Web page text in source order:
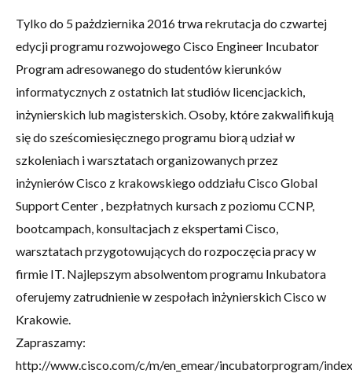
Tylko do 5 pażdziernika 2016 trwa rekrutacja do czwartej
edycji programu rozwojowego Cisco Engineer Incubator
Program adresowanego do studentów kierunków
informatycznych z ostatnich lat studiów licencjackich,
inżynierskich lub magisterskich. Osoby, które zakwalifikują
się do sześcomiesięcznego programu biorą udział w
szkoleniach i warsztatach organizowanych przez
inżynierów Cisco z krakowskiego oddziału Cisco Global
Support Center , bezpłatnych kursach z poziomu CCNP,
bootcampach, konsultacjach z ekspertami Cisco,
warsztatach przygotowujących do rozpoczęcia pracy w
firmie IT. Najlepszym absolwentom programu Inkubatora
oferujemy zatrudnienie w zespołach inżynierskich Cisco w
Krakowie.
Zapraszamy:
http://www.cisco.com/c/m/en_emear/incubatorprogram/